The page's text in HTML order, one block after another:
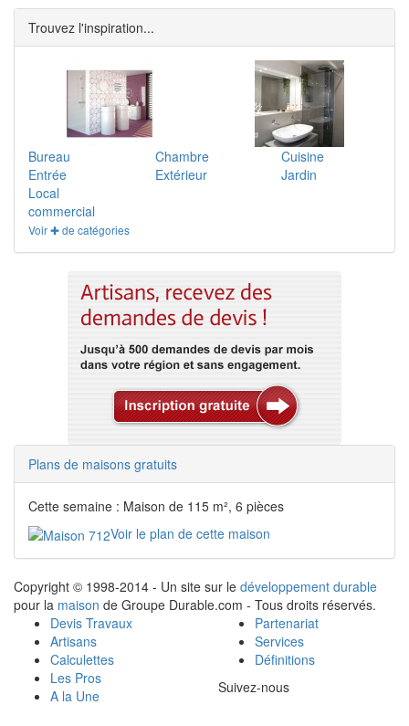
Trouvez l'inspiration...
Bureau Chambre
Cuisine
Entrée
Extérieur
Jardin
Local
commercial
Voir ✚ de catégories
Plans de maisons gratuits
Cette semaine : Maison de 115 m², 6 pièces
Voir le plan de cette maison
Copyright © 1998-2014 - Un site sur le développement durable
pour la maison de Groupe Durable.com - Tous droits réservés.
Devis Travaux
Artisans
Calculettes
Les Pros
A la Une
Partenariat
Services
Définitions
Suivez-nous